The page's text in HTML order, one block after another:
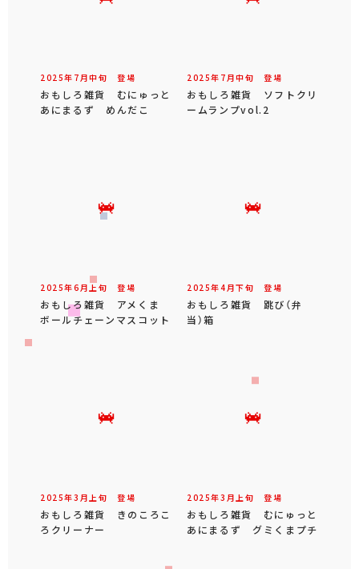
2025年 7 月中旬 登場
おもしろ雑貨 むにゅっと
あにまるず めんだこ
2025年 7 月中旬 登場
おもしろ雑貨 ソフトクリ
ームランプvol.2
2025年6 月 上旬 登場
おもしろ雑貨 アメくま
ボールチェーンマスコット
2025年4 月下旬 登場
おもしろ雑貨 跳び（弁
当）箱
2025年3 月 上旬 登場
おもしろ雑貨 きのころこ
ろクリーナー
2025年3 月 上旬 登場
おもしろ雑貨 むにゅっと
あにまるず グミくまプチ